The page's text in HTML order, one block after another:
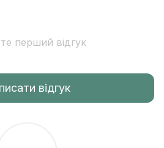
перший відгук
відгук